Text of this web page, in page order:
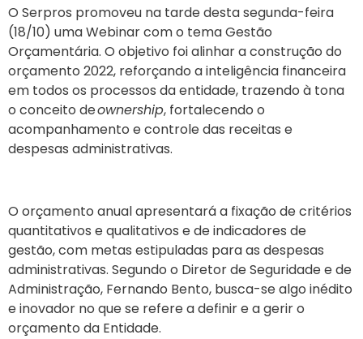
O Serpros promoveu na tarde desta segunda-feira
(18/10) uma Webinar com o tema Gestão
Orçamentária. O objetivo foi alinhar a construção do
orçamento 2022, reforçando a inteligência financeira
em todos os processos da entidade, trazendo à tona
o conceito deownership, fortalecendo o
acompanhamento e controle das receitas e
despesas administrativas.
O orçamento anual apresentará a fixação de critérios
quantitativos e qualitativos e de indicadores de
gestão, com metas estipuladas para as despesas
administrativas. Segundo o Diretor de Seguridade e de
Administração, Fernando Bento, busca-se algo inédito
e inovador no que se refere a definir e a gerir o
orçamento da Entidade.